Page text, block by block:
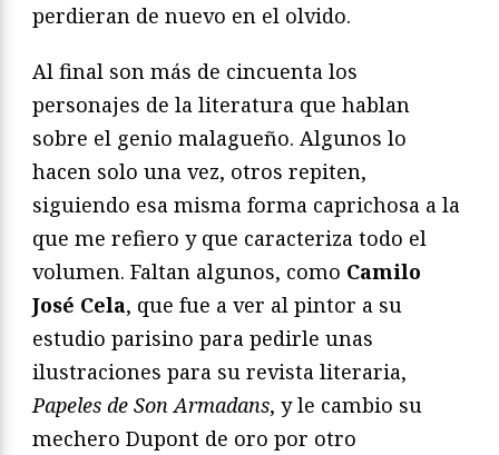
perdieran de nuevo en el olvido.
Al final son más de cincuenta los
personajes de la literatura que hablan
sobre el genio malagueño. Algunos lo
hacen solo una vez, otros repiten,
siguiendo esa misma forma caprichosa a la
que me refiero y que caracteriza todo el
volumen. Faltan algunos, como Camilo
José Cela, que fue a ver al pintor a su
estudio parisino para pedirle unas
ilustraciones para su revista literaria,
Papeles de Son Armadans, y le cambio su
mechero Dupont de oro por otro